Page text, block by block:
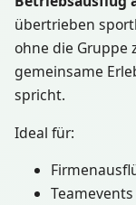
übertrieben
ohne die Gruppe
gemeinsame
spricht.
Ideal für:
Teamevents